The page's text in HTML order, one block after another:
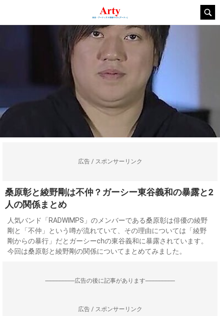
広告 / スポンサーリンク
桑原彰と綾野剛は不仲？ガーシー東谷義和の暴露と2
人の関係まとめ
人気バンド「RADWIMPS」のメンバーである桑原彰は俳優の綾野
剛と「不仲」という噂が流れていて、その理由については「綾野
剛からの暴行」だとガーシーchの東谷義和に暴露されています。
今回は桑原彰と綾野剛の関係についてまとめてみました。
--------------------広告の後に記事があります--------------------
広告 / スポンサーリンク